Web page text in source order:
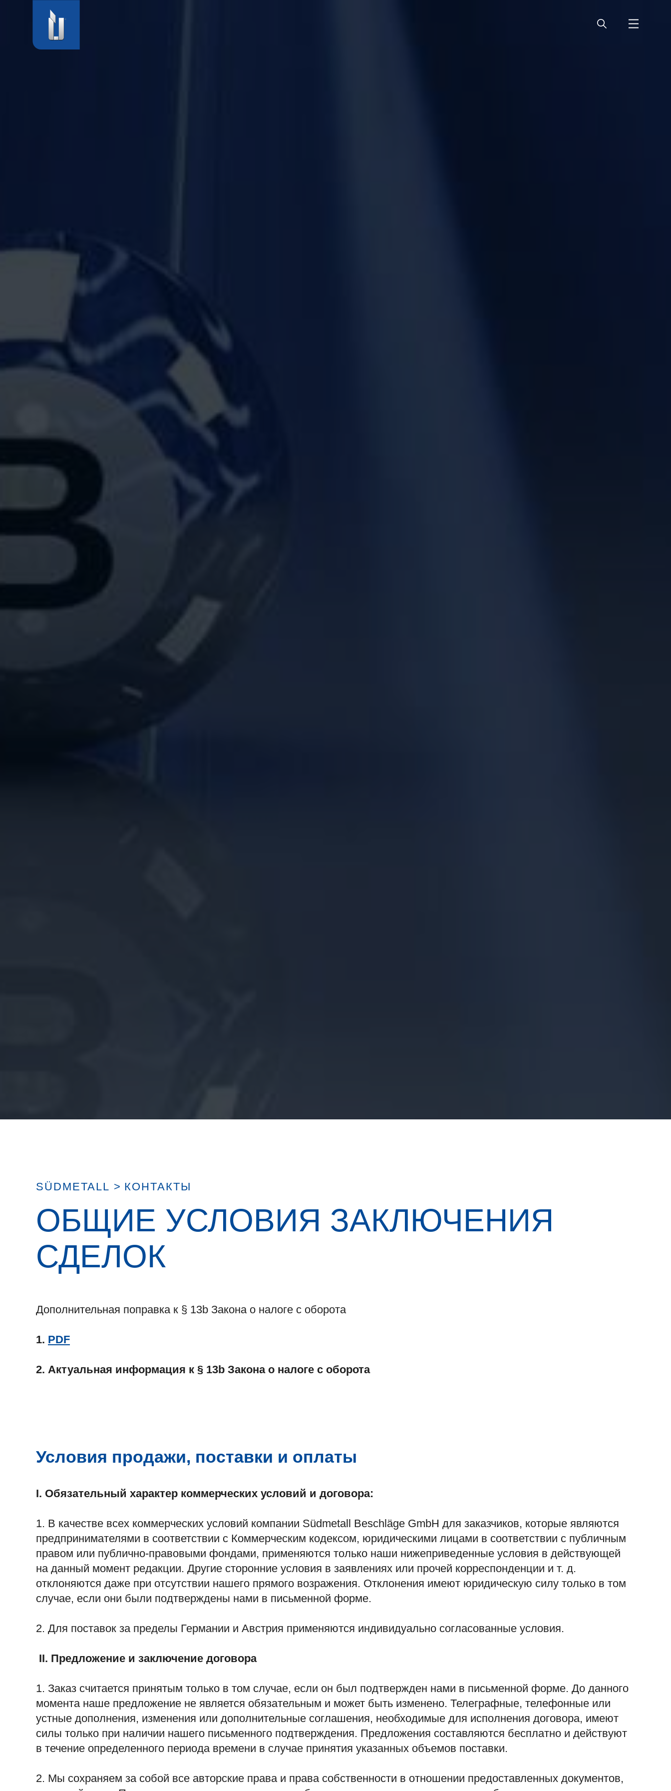
SÜDMETALL > КОНТАКТЫ
ОБЩИЕ УСЛОВИЯ ЗАКЛЮЧЕНИЯ
СДЕЛОК
Дополнительная поправка к § 13b Закона о налоге с оборота
1. PDF
2. Актуальная информация к § 13b Закона о налоге с оборота
Условия продажи, поставки и оплаты
I. Обязательный характер коммерческих условий и договора:
1. В качестве всех коммерческих условий компании Südmetall Beschläge GmbH для заказчиков, которые являются
предпринимателями в соответствии с Коммерческим кодексом, юридическими лицами в соответствии с публичным
правом или публично-правовыми фондами, применяются только наши нижеприведенные условия в действующей
на данный момент редакции. Другие сторонние условия в заявлениях или прочей корреспонденции и т. д.
отклоняются даже при отсутствии нашего прямого возражения. Отклонения имеют юридическую силу только в том
случае, если они были подтверждены нами в письменной форме.
2. Для поставок за пределы Германии и Австрия применяются индивидуально согласованные условия.
II. Предложение и заключение договора
1. Заказ считается принятым только в том случае, если он был подтвержден нами в письменной форме. До данного
момента наше предложение не является обязательным и может быть изменено. Телеграфные, телефонные или
устные дополнения, изменения или дополнительные соглашения, необходимые для исполнения договора, имеют
силы только при наличии нашего письменного подтверждения. Предложения составляются бесплатно и действуют
в течение определенного периода времени в случае принятия указанных объемов поставки.
2. Мы сохраняем за собой все авторские права и права собственности в отношении предоставленных документов,